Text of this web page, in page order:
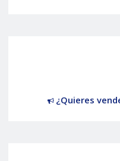
¿Quieres